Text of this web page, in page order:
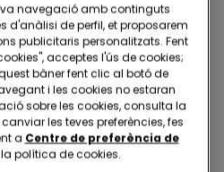
1
navegació amb continguts
d'anàlisi de perfil, et proposarem
publicitaris personalitzats. Fent
acceptes l'ús de cookies;
bàner fent clic al botó de
i les cookies no estaran
sobre les cookies, consulta la
canviar les teves preferències, fes
a Centre de preferència de
política de cookies.